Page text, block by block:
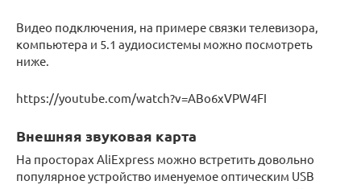
Видео подключения, на примере связки телевизора,
компьютера и 5.1 аудиосистемы можно посмотреть
ниже.
https://youtube.com/watch?v=ABo6xVPW4FI
Внешняя звуковая карта
На просторах AliExpress можно встретить довольно
популярное устройство именуемое оптическим USB